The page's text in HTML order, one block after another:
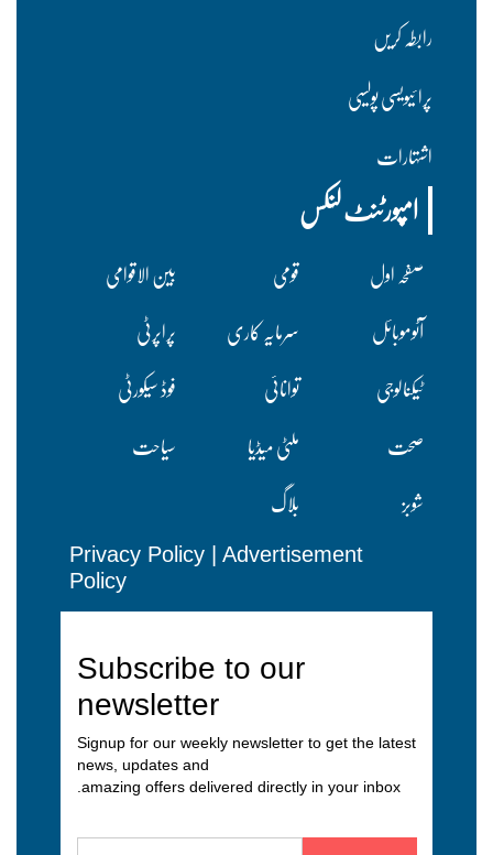
رابطہ کریں
پرا ئیویسی پولسیی
اشتہارات
امپورٹنٹ لنکس
صفحہ اول قومی
بین الاقوامی
آٹوموبائل
سرمایہ کاری
پراپرٹی
ٹیکنالوجی
توانائی
فوڈ سیکورٹی
صحت
ملٹی میڈیا
سیاحت
شوبز
بلاگ
Privacy Policy
Advertisement
Policy
Subscribe to our
newsletter
Signup for our weekly newsletter to get the latest
news, updates and
amazing offers delivered directly in your inbox.